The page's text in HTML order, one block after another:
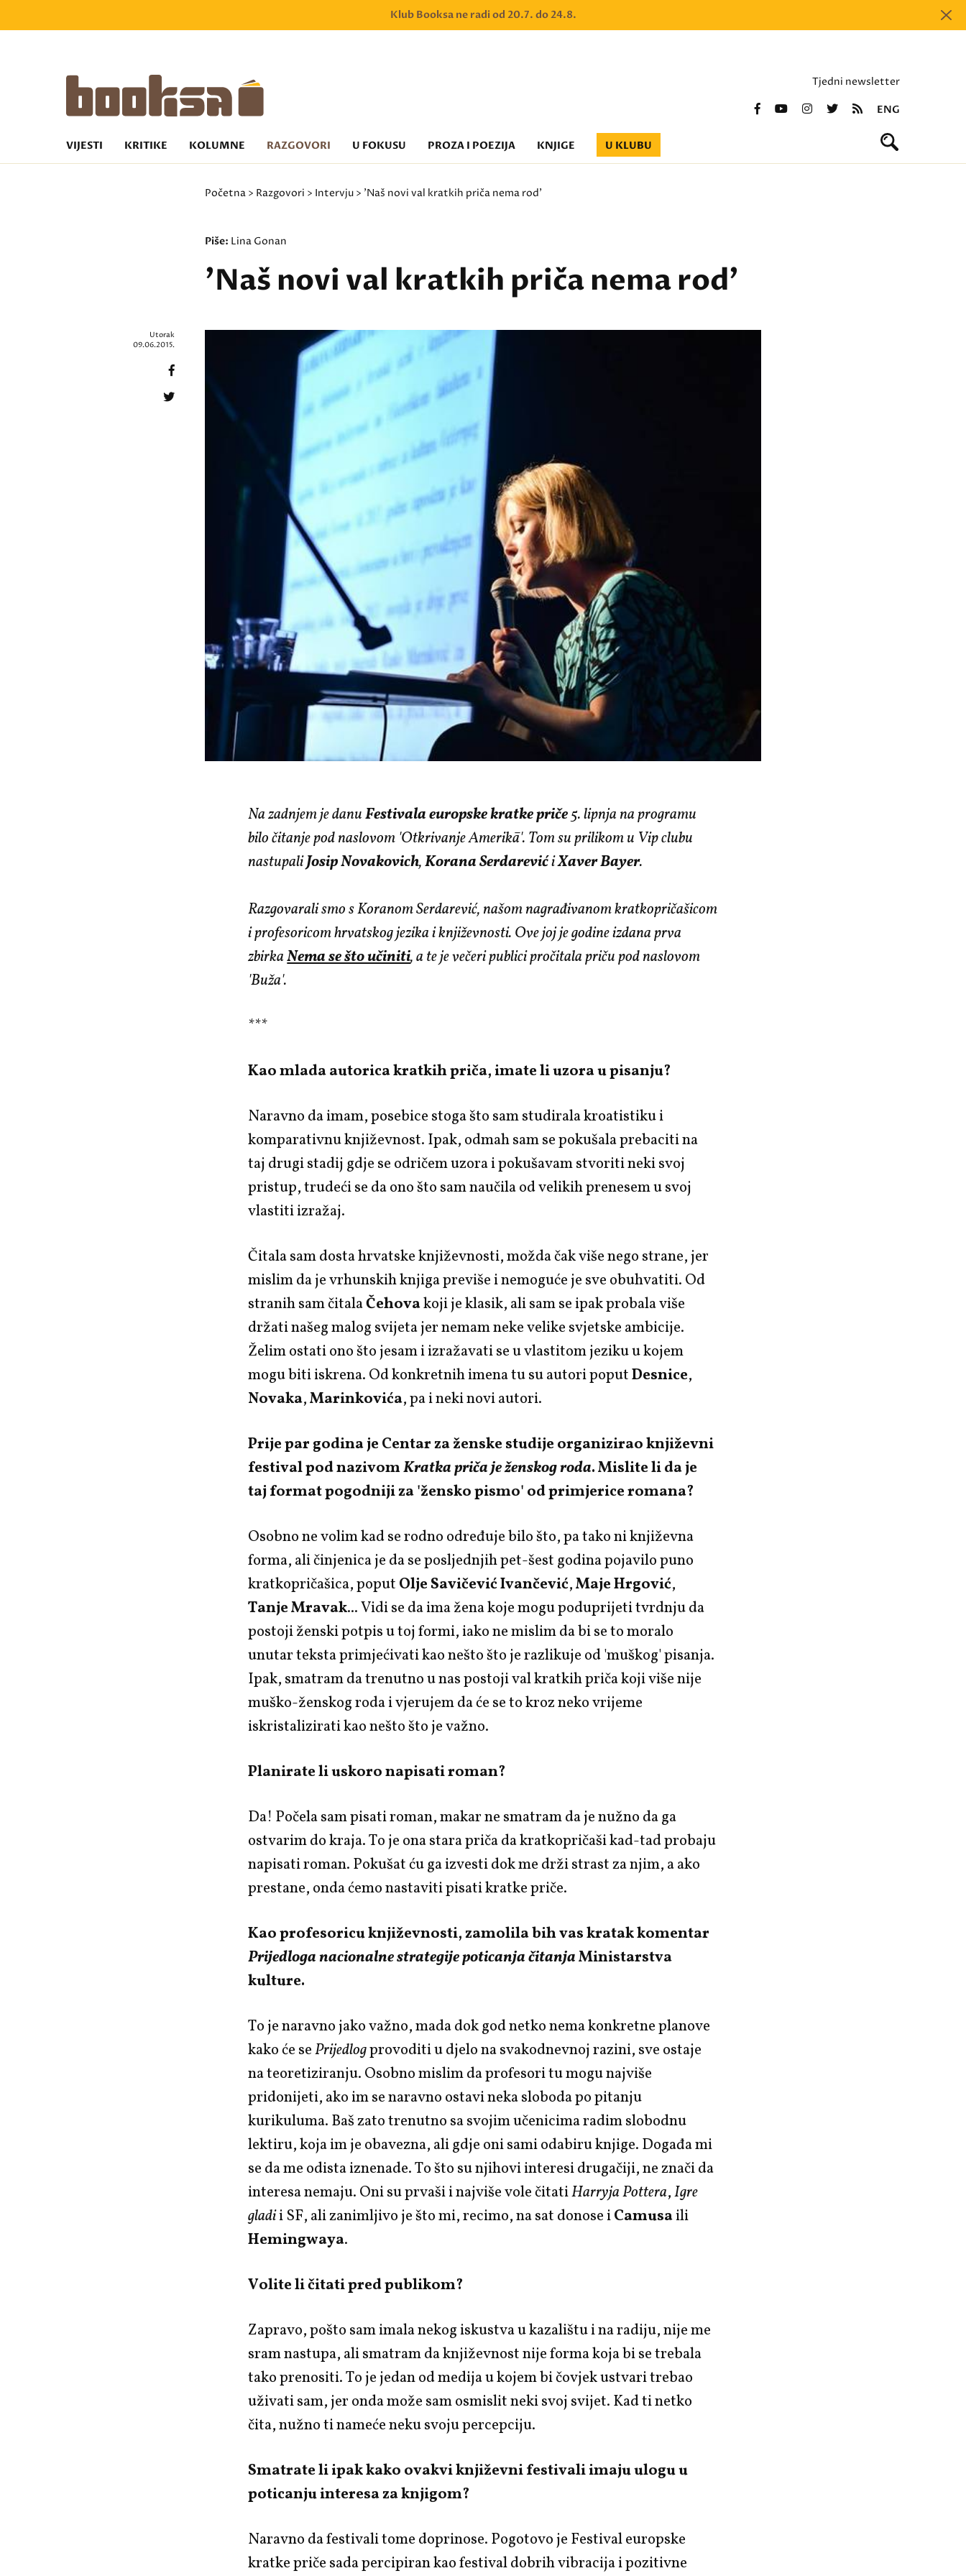
Klub Booksa ne radi od 20.7. do 24.8.
Tjedni newsletter
ENG
VIJESTI KRITIKE KOLUMNE RAZGOVORI U FOKUSU PROZA I POEZIJA KNJIGE U KLUBU
Početna > Razgovori > Intervju > 'Naš novi val kratkih priča nema rod'
Piše: Lina Gonan
'Naš novi val kratkih priča nema rod'
Utorak
09.06.2015.
Na zadnjem je danuFestivala europske kratke priče5. lipnja na programu
bilo čitanje pod naslovom 'Otkrivanje Amerikā'. Tom su prilikom u Vip clubu
nastupaliJosip Novakovich,Korana SerdarevićiXaver Bayer.
Razgovarali smo s Koranom Serdarević, našomnagrađivanom kratkopričašicom
i profesoricom hrvatskog jezika i književnosti. Ove joj je godine izdana prva
zbirkaNema se što učiniti, a te je večeri publici pročitala priču pod naslovom
'Buža'.
***
Kao mlada autorica kratkih priča, imate li uzora u pisanju?
Naravno da imam, posebice stoga što sam studirala kroatistiku i
komparativnu književnost. Ipak, odmah sam se pokušala prebaciti na
taj drugi stadij gdje se odričem uzora i pokušavam stvoriti neki svoj
pristup, trudeći se da ono što sam naučila od velikih prenesem u svoj
vlastiti izražaj.
Čitala sam dosta hrvatske književnosti, možda čak više nego strane, jer
mislim da je vrhunskih knjiga previše i nemoguće je sve obuhvatiti. Od
stranih sam čitalaČehovakoji je klasik, ali sam se ipak probala više
držati našeg malog svijeta jer nemam neke velike svjetske ambicije.
Želim ostati ono što jesam i izražavati se u vlastitom jeziku u kojem
mogu biti iskrena. Od konkretnih imena tu su autori poputDesnice,
Novaka,Marinkovića, pa i neki novi autori.
Prije par godina je Centar za ženske studije organizirao književni
festival pod nazivomKratka priča je ženskog roda. Mislite li da je
taj format pogodniji za 'žensko pismo' od primjerice romana?
Osobno ne volim kad se rodno određuje bilo što, pa tako ni književna
forma, ali činjenica je da se posljednjih pet-šest godina pojavilo puno
kratkopričašica, poput Olje Savičević Ivančević,Maje Hrgović,
Tanje Mravak... Vidi se da ima žena koje mogu poduprijeti tvrdnju da
postoji ženski potpis u toj formi, iako ne mislim da bi se to moralo
unutar teksta primjećivati kao nešto što je razlikuje od 'muškog' pisanja.
Ipak, smatram da trenutno u nas postoji val kratkih priča koji više nije
muško-ženskog roda i vjerujem da će se to kroz neko vrijeme
iskristalizirati kao nešto što je važno.
Planirate li uskoro napisati roman?
Da! Počela sam pisati roman, makar ne smatram da je nužno da ga
ostvarim do kraja. To je ona stara priča da kratkopričaši kad-tad probaju
napisati roman. Pokušat ću ga izvesti dok me drži strast za njim, a ako
prestane, onda ćemo nastaviti pisati kratke priče.
Kao profesoricu književnosti, zamolila bih vas kratak komentar
Prijedloga nacionalne strategije poticanja čitanjaMinistarstva
kulture.
To je naravno jako važno, mada dok god netko nema konkretne planove
kako će sePrijedlogprovoditi u djelo na svakodnevnoj razini, sve ostaje
na teoretiziranju. Osobno mislim da profesori tu mogu najviše
pridonijeti, ako im se naravno ostavi neka sloboda po pitanju
kurikuluma. Baš zato trenutno sa svojim učenicima radim slobodnu
lektiru, koja im je obavezna, ali gdje oni sami odabiru knjige. Događa mi
se da me odista iznenade. To što su njihovi interesi drugačiji, ne znači da
interesa nemaju. Oni su prvaši i najviše vole čitatiHarryja Pottera,Igre
gladii SF, ali zanimljivo je što mi, recimo, na sat donose iCamusaili
Hemingwaya.
Volite li čitati pred publikom?
Zapravo, pošto sam imala nekog iskustva u kazalištu i na radiju, nije me
sram nastupa, ali smatram da književnost nije forma koja bi se trebala
tako prenositi. To je jedan od medija u kojem bi čovjek ustvari trebao
uživati sam, jer onda može sam osmislit neki svoj svijet. Kad ti netko
čita, nužno ti nameće neku svoju percepciju.
Smatrate li ipak kako ovakvi književni festivali imaju ulogu u
poticanju interesa za knjigom?
Naravno da festivali tome doprinose. Pogotovo je Festival europske
kratke priče sada percipiran kao festival dobrih vibracija i pozitivne